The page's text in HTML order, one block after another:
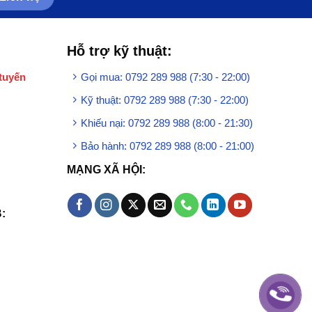
Hỗ trợ kỹ thuật:
Gọi mua: 0792 289 988 (7:30 - 22:00)
Kỹ thuật: 0792 289 988 (7:30 - 22:00)
Khiếu nại: 0792 289 988 (8:00 - 21:30)
Bảo hành: 0792 289 988 (8:00 - 21:00)
MẠNG XÃ HỘI: